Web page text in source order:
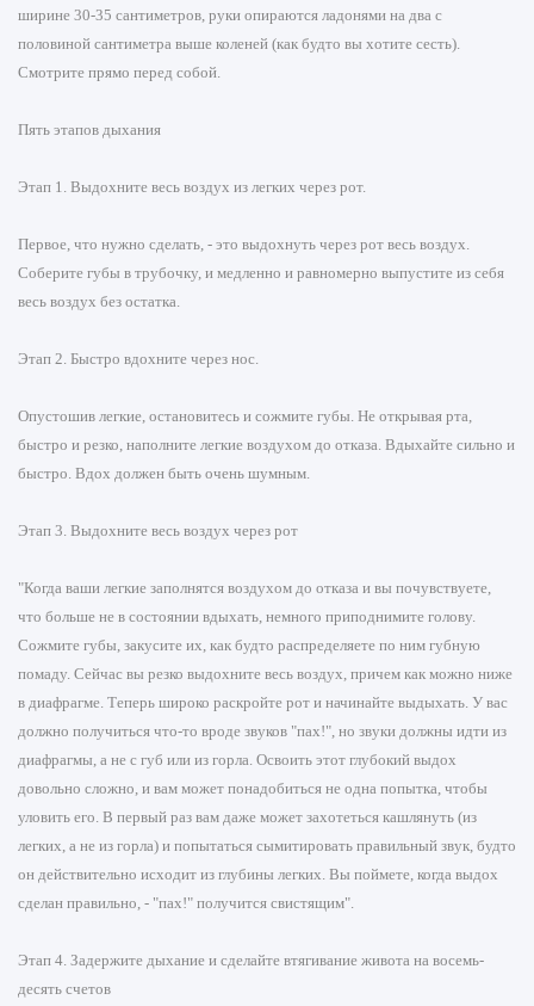
ширине 30-35 сантиметров, руки опираются ладонями на два с
половиной сантиметра выше коленей (как будто вы хотите сесть).
Смотрите прямо перед собой.
Пять этапов дыхания
Этап 1. Выдохните весь воздух из легких через рот.
Первое, что нужно сделать, - это выдохнуть через рот весь воздух.
Соберите губы в трубочку, и медленно и равномерно выпустите из себя
весь воздух без остатка.
Этап 2. Быстро вдохните через нос.
Опустошив легкие, остановитесь и сожмите губы. Не открывая рта,
быстро и резко, наполните легкие воздухом до отказа. Вдыхайте сильно и
быстро. Вдох должен быть очень шумным.
Этап 3. Выдохните весь воздух через рот
"Когда ваши легкие заполнятся воздухом до отказа и вы почувствуете,
что больше не в состоянии вдыхать, немного приподнимите голову.
Сожмите губы, закусите их, как будто распределяете по ним губную
помаду. Сейчас вы резко выдохните весь воздух, причем как можно ниже
в диафрагме. Теперь широко раскройте рот и начинайте выдыхать. У вас
должно получиться что-то вроде звуков "пах!", но звуки должны идти из
диафрагмы, а не с губ или из горла. Освоить этот глубокий выдох
довольно сложно, и вам может понадобиться не одна попытка, чтобы
уловить его. В первый раз вам даже может захотеться кашлянуть (из
легких, а не из горла) и попытаться сымитировать правильный звук, будто
он действительно исходит из глубины легких. Вы поймете, когда выдох
сделан правильно, - "пах!" получится свистящим".
Этап 4. Задержите дыхание и сделайте втягивание живота на восемь-
десять счетов